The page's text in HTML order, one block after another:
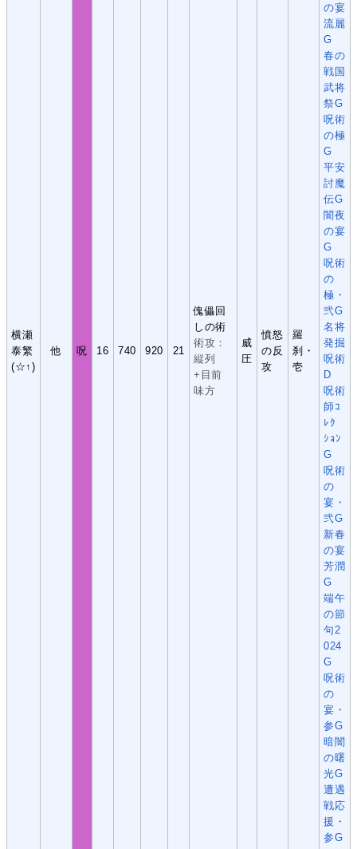
横瀬
泰繁
(☆↑)
他 呪 16 740 920 21
傀儡回
しの術
術攻：
縦列
+目前
味方
威
圧
憤怒
の反
攻
羅
刹・
壱
の宴
流麗
G
春の
戦国
武将
祭G
呪術
の極
G
平安
討魔
伝G
闇夜
の宴
G
呪術
の
極・
弐G
名将
発掘
呪術
D
呪術
師ｺ
ﾚｸ
ｼｮﾝ
G
呪術
の
宴・
弐G
新春
の宴
芳潤
G
端午
の節
句2
024
G
呪術
の
宴・
参G
暗闇
の曙
光G
遭遇
戦応
援・
参G